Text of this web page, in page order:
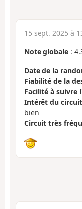
15 sept. 2025 à
Note globale :
Date de la
Fiabilité de la
Facilité à suivre
Intérêt du
bien
Circuit très